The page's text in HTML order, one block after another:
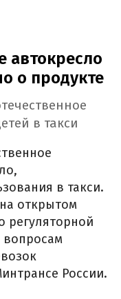
автокресло
о продукте
в такси
в такси.
открытом
регуляторной
вопросам
России.